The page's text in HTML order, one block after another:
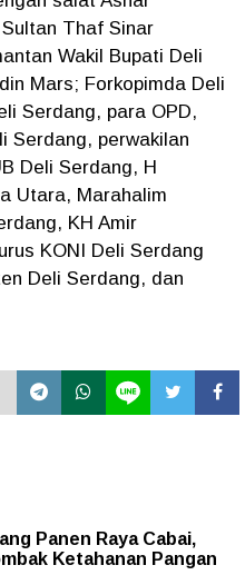
Thaf Sinar
Wakil Bupati Deli
Mars; Forkopimda Deli
Serdang, para OPD,
Serdang, perwakilan
Deli Serdang, H
Utara, Marahalim
KH Amir
KONI Deli Serdang
Deli Serdang, dan
Panen Raya Cabai,
Ketahanan Pangan